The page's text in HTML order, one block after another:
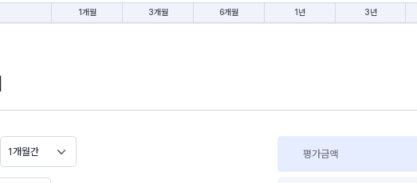
1개월 3개월 6개월 1년 3년
1개월간 평가금액